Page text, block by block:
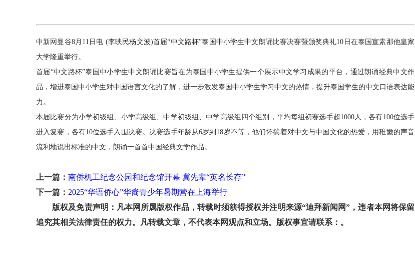
中新网曼谷8月11日电 (李映民杨文波)首届“中文路杯”泰国中小学生中文朗诵比赛决赛暨颁奖典礼10日在泰国宣素那他皇家
大学隆重举行。
首届“中文路杯”泰国中小学生中文朗诵比赛旨在为泰国中小学生提供一个展示中文学习成果的平台，通过朗诵经典中文作
品，增进泰国中小学生对中国语言文化的了解，进一步激发泰国中小学生学习中文的热情，提升泰国学生的中文口语表达能
力。
本届比赛分为小学初级组、小学高级组、中学初级组、中学高级组四个组别，平均每组初赛选手超1000人，各有100位选手
进入复赛，各有10位选手入围决赛。决赛选手年龄从6岁到18岁不等，他们怀揣着对中文与中国文化的热爱，用稚嫩的声音
流利地说出标准的中文，朗诵一首首中国经典文学作品。
上一篇： 南侨机工纪念公园和纪念馆开幕 冀先辈“英名长存”
下一篇： 2025“华语侨心”华裔青少年暑期营在上海举行
版权及免责声明：凡本网所属版权作品，转载时须获得授权并注明来源“迪拜新闻网”，违者本网将保留
追究其相关法律责任的权力。凡转载文章，不代表本网观点和立场。版权事宜请联系：。